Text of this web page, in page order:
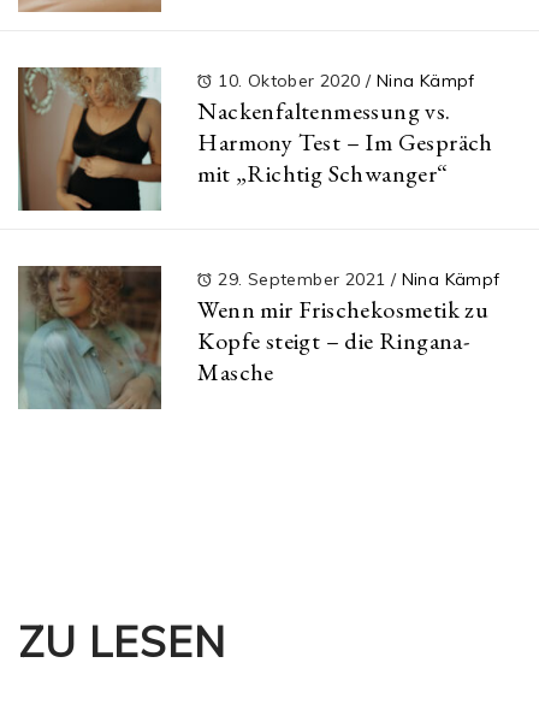
10. Oktober 2020 / Nina Kämpf
Nackenfaltenmessung vs.
Harmony Test – Im Gespräch
mit „Richtig Schwanger“
29. September 2021 / Nina Kämpf
Wenn mir Frischekosmetik zu
Kopfe steigt – die Ringana-
Masche
ZU LESEN